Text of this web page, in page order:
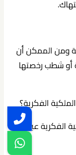
ومن الممكن أن
أو شطب رخصتها
الفكرية؟
عبر